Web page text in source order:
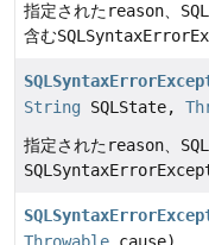
指定されたreason、
含む
String SQLState,
指定されたreason、